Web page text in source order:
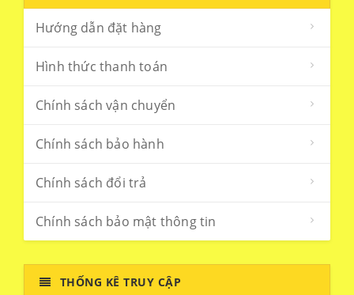
Hướng dẫn đặt hàng
Hình thức thanh toán
Chính sách vận chuyển
Chính sách bảo hành
Chính sách đổi trả
Chính sách bảo mật thông tin
THỐNG KÊ TRUY CẬP